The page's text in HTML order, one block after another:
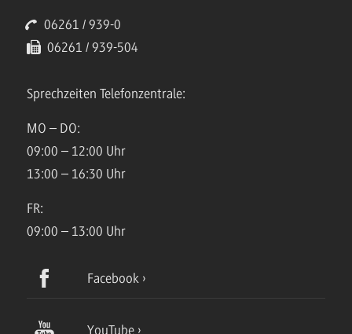
06261 / 939-0
06261 / 939-504
Sprechzeiten Telefonzentrale:
MO – DO:
09:00 – 12:00 Uhr
13:00 – 16:30 Uhr
FR:
09:00 – 13:00 Uhr
Facebook
YouTube